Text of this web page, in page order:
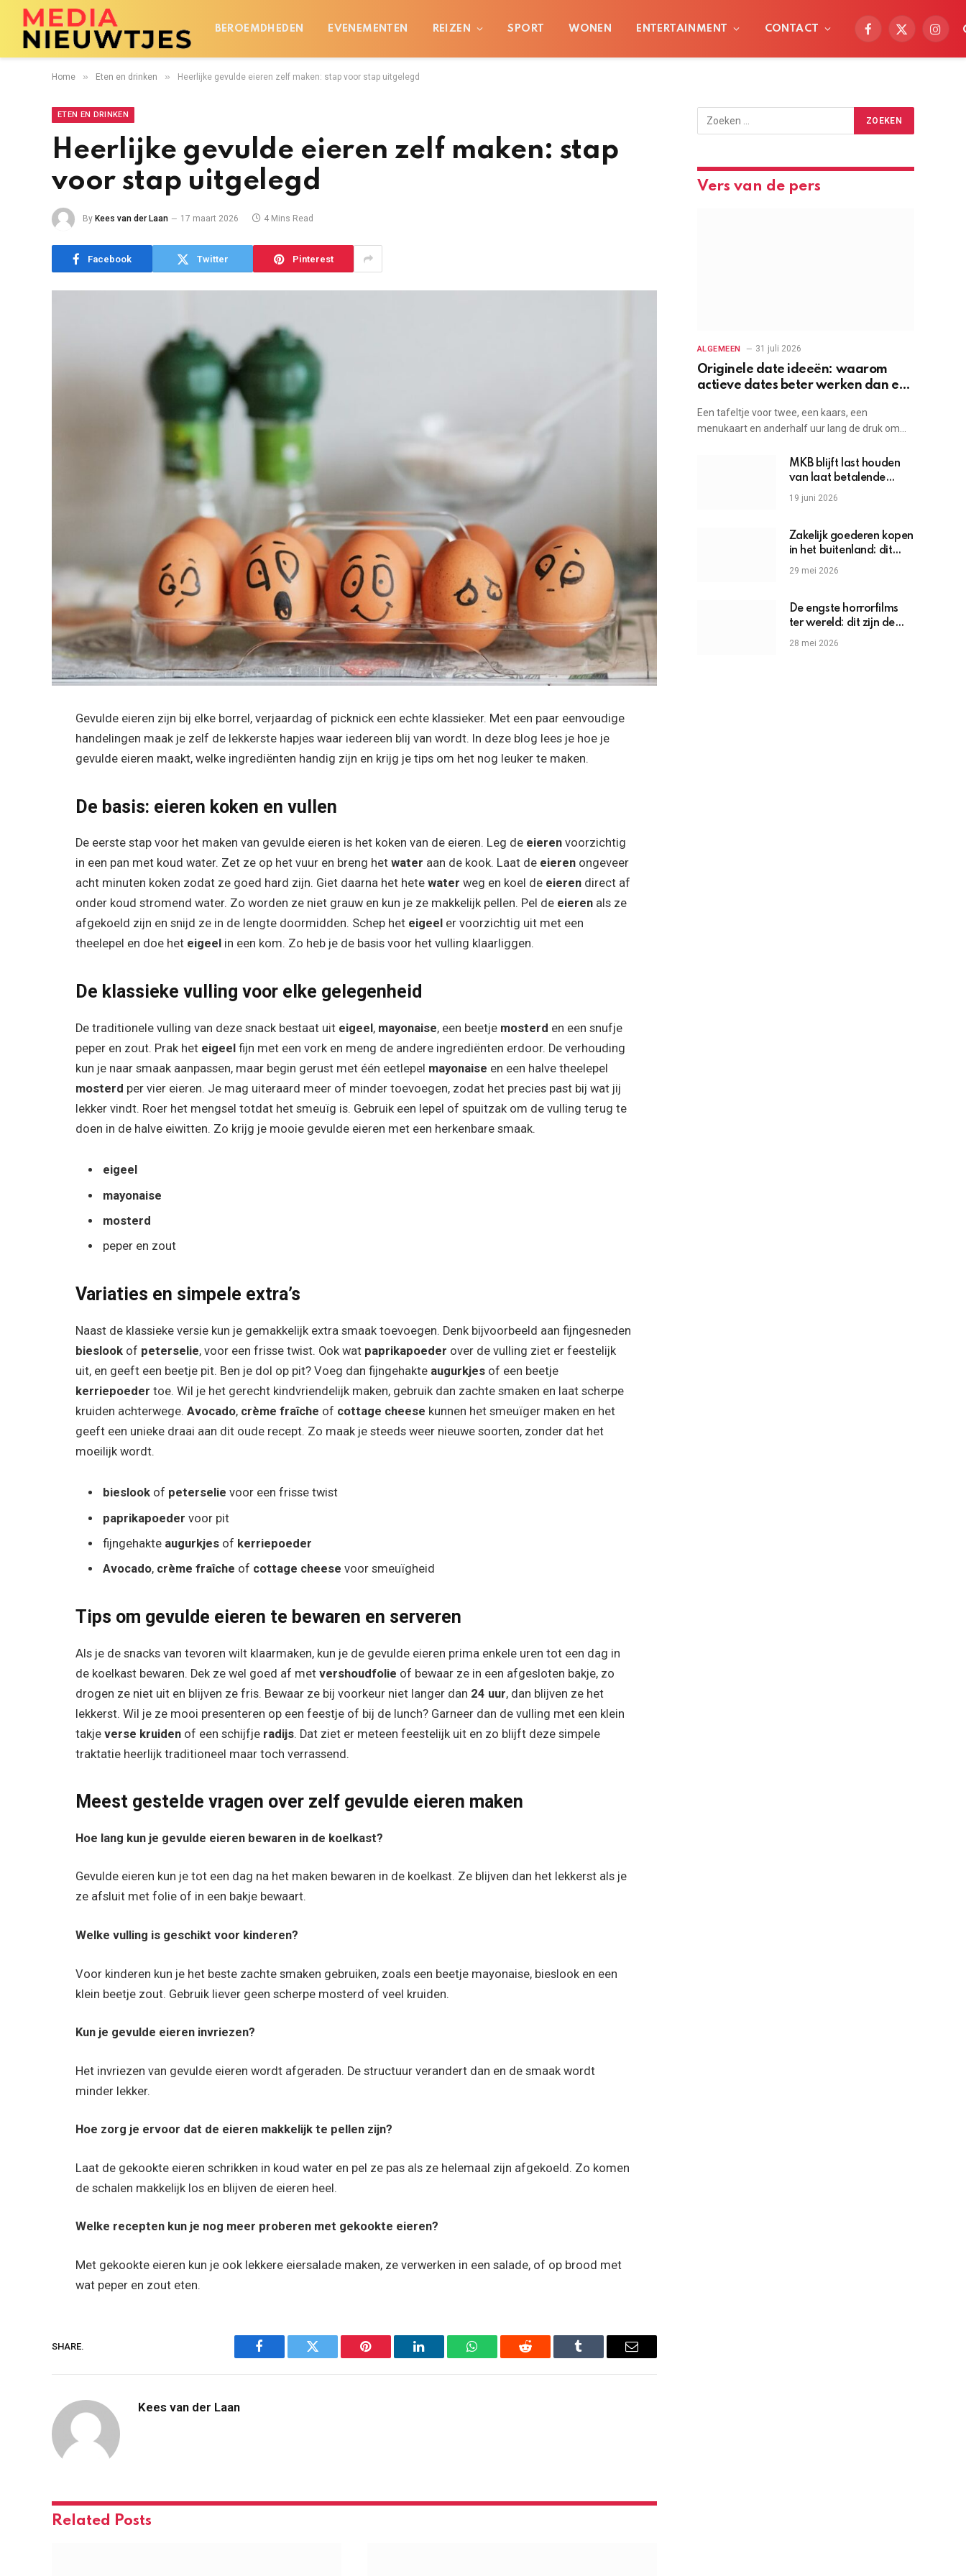
BEROEMDHEDEN EVENEMENTEN REIZEN SPORT WONEN ENTERTAINMENT CONTACT
Facebook
X
Home » Eten en drinken » Heerlijke gevulde eieren zelf maken: stap voor stap uitgelegd
ETEN EN DRINKEN
Heerlijke gevulde eieren zelf maken: stap
voor stap uitgelegd
By Kees van der Laan 17 maart 2026 4 Mins Read
Facebook Twitter Pinterest
Gevulde eieren zijn bij elke borrel, verjaardag of picknick een echte klassieker. Met een paar eenvoudige
handelingen maak je zelf de lekkerste hapjes waar iedereen blij van wordt. In deze blog lees je hoe je
gevulde eieren maakt, welke ingrediënten handig zijn en krijg je tips om het nog leuker te maken.
De basis: eieren koken en vullen
De eerste stap voor het maken van gevulde eieren is het koken van de eieren. Leg de eieren voorzichtig
in een pan met koud water. Zet ze op het vuur en breng hetwater aan de kook. Laat de eieren ongeveer
acht minuten koken zodat ze goed hard zijn. Giet daarna het hetewater weg en koel de eieren direct af
onder koud stromend water. Zo worden ze niet grauw en kun je ze makkelijk pellen. Pel de eieren als ze
afgekoeld zijn en snijd ze in de lengte doormidden. Schep het eigeel er voorzichtig uit met een
theelepel en doe het eigeel in een kom. Zo heb je de basis voor het vulling klaarliggen.
De klassieke vulling voor elke gelegenheid
De traditionele vulling van deze snack bestaat uit eigeel, mayonaise, een beetje mosterd en een snufje
peper en zout. Prak het eigeel fijn met een vork en meng de andere ingrediënten erdoor. De verhouding
kun je naar smaak aanpassen, maar begin gerust met één eetlepel mayonaise en een halve theelepel
mosterd per vier eieren. Je mag uiteraard meer of minder toevoegen, zodat het precies past bij wat jij
lekker vindt. Roer het mengsel totdat het smeuïg is. Gebruik een lepel of spuitzak om de vulling terug te
doen in de halve eiwitten. Zo krijg je mooie gevulde eieren met een herkenbare smaak.
eigeel
mayonaise
mosterd
peper en zout
Variaties en simpele extra’s
Naast de klassieke versie kun je gemakkelijk extra smaak toevoegen. Denk bijvoorbeeld aan fijngesneden
bieslook of peterselie, voor een frisse twist. Ook wat paprikapoeder over de vulling ziet er feestelijk
uit, en geeft een beetje pit. Ben je dol op pit? Voeg dan fijngehakte augurkjes of een beetje
kerriepoeder toe. Wil je het gerecht kindvriendelijk maken, gebruik dan zachte smaken en laat scherpe
kruiden achterwege.Avocado, crème fraîche of cottage cheese kunnen het smeuïger maken en het
geeft een unieke draai aan dit oude recept. Zo maak je steeds weer nieuwe soorten, zonder dat het
moeilijk wordt.
bieslook of peterselie voor een frisse twist
paprikapoeder voor pit
fijngehakte augurkjes of kerriepoeder
Avocado, crème fraîche of cottage cheese voor smeuïgheid
Tips om gevulde eieren te bewaren en serveren
Als je de snacks van tevoren wilt klaarmaken, kun je de gevulde eieren prima enkele uren tot een dag in
de koelkast bewaren. Dek ze wel goed af metvershoudfolie of bewaar ze in een afgesloten bakje, zo
drogen ze niet uit en blijven ze fris. Bewaar ze bij voorkeur niet langer dan 24 uur, dan blijven ze het
lekkerst. Wil je ze mooi presenteren op een feestje of bij de lunch? Garneer dan de vulling met een klein
takjeverse kruiden of een schijfje radijs. Dat ziet er meteen feestelijk uit en zo blijft deze simpele
traktatie heerlijk traditioneel maar toch verrassend.
Meest gestelde vragen over zelf gevulde eieren maken
Hoe lang kun je gevulde eieren bewaren in de koelkast?
Gevulde eieren kun je tot een dag na het maken bewaren in de koelkast. Ze blijven dan het lekkerst als je
ze afsluit met folie of in een bakje bewaart.
Welke vulling is geschikt voor kinderen?
Voor kinderen kun je het beste zachte smaken gebruiken, zoals een beetje mayonaise, bieslook en een
klein beetje zout. Gebruik liever geen scherpe mosterd of veel kruiden.
Kun je gevulde eieren invriezen?
Het invriezen van gevulde eieren wordt afgeraden. De structuur verandert dan en de smaak wordt
minder lekker.
Hoe zorg je ervoor dat de eieren makkelijk te pellen zijn?
Laat de gekookte eieren schrikken in koud water en pel ze pas als ze helemaal zijn afgekoeld. Zo komen
de schalen makkelijk los en blijven de eieren heel.
Welke recepten kun je nog meer proberen met gekookte eieren?
Met gekookte eieren kun je ook lekkere eiersalade maken, ze verwerken in een salade, of op brood met
wat peper en zout eten.
SHARE.
Facebook Twitter Pinterest LinkedIn WhatsAppReddit Tumblr Email
Kees van der Laan
Related Posts
Vers van de pers
ALGEMEEN 31 juli 2026
Originele date ideeën: waarom
actieve dates beter werken dan een
Een tafeltje voor twee, een kaars, een
menukaart en anderhalf uur lang de druk om…
MKB blijft last houden
van laat betalende
grote bedrijven
19 juni 2026
Zakelijk goederen kopen
in het buitenland: dit
moet je weten
29 mei 2026
De engste horrorfilms
ter wereld: dit zijn de
griezels die je hartslag
28 mei 2026